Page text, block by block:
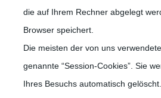
die auf Ihrem Rechner abgelegt
Browser speichert.
Die meisten der von uns
genannte “Session-Cookies”. Sie
Ihres Besuchs automatisch